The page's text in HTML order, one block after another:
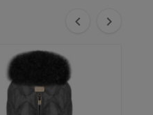
 